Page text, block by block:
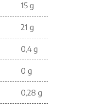
15 g
21 g
0,4 g
0 g
0,28 g